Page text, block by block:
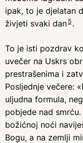
ipak, to je djelatan
živjeti svaki dan 5 .
To je isti pozdrav
uvečer na Uskrs
prestrašenima i
Posljednje večere:
uljudna formula,
pobjede nad
božićnoj noći
Bogu, a na zemlji